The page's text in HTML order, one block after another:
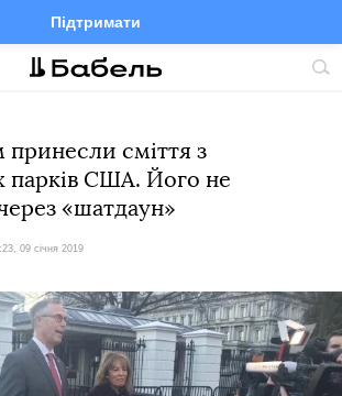
Підтримати
FacebookTelegramTwitter
принесли сміття з
парків США. Його не
«шатдаун»
09 січня 2019